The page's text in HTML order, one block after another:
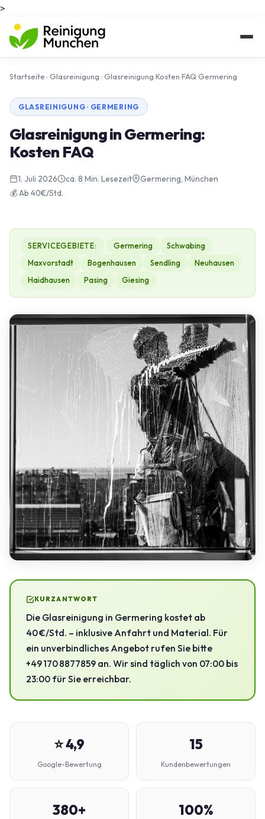
>
Startseite ›Glasreinigung ›Glasreinigung Kosten FAQ Germering
GLASREINIGUNG · GERMERING
Glasreinigung in Germering:
Kosten FAQ
1. Juli 2026 ca. 8 Min. Lesezeit
Germering, München
💰 Ab 40€/Std.
SERVICEGEBIETE: Germering
Schwabing
Maxvorstadt
Bogenhausen Sendling
Neuhausen
Haidhausen
Pasing Giesing
KURZANTWORT
Die Glasreinigung in Germering kostet ab
40 €/Std. – inklusive Anfahrt und Material. Für
ein unverbindliches Angebot rufen Sie bitte
+49 170 8877859 an. Wir sind täglich von 07:00 bis
23:00 für Sie erreichbar.
⭐ 4,9
Google-Bewertung
15
Kundenbewertungen
380+ 100%